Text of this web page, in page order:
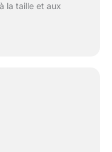
la taille et aux